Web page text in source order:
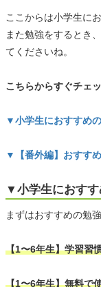
ここからは小学生に
また勉強をするとき
てくださいね。
こちらからすぐチェッ
▼小学生におすすめ
▼【番外編】おすす
▼小学生におすす
まずはおすすめの勉
【1〜6年生】学習習
【1〜6年生】無料で